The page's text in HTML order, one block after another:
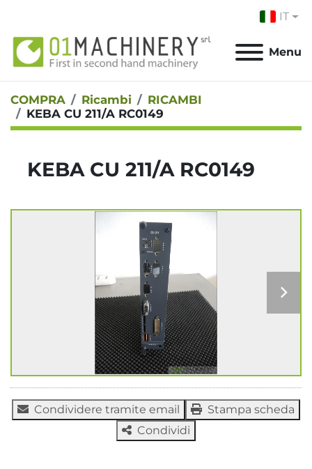
IT
Menu
COMPRA Ricambi
RICAMBI
KEBA CU 211/A RC0149
KEBA CU 211/A RC0149
Condividere tramite email
Stampa scheda
Condividi